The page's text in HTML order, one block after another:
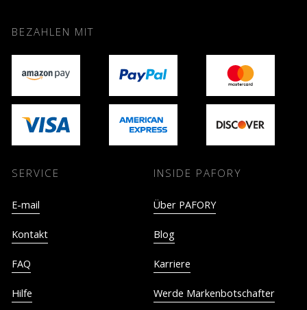
BEZAHLEN MIT
SERVICE
E-mail
Kontakt
FAQ
Hilfe
INSIDE PAFORY
Über PAFORY
Blog
Karriere
Werde Markenbotschafter